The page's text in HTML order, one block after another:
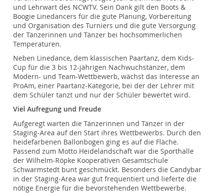
und Lehrwart des NCWTV. Sein Dank gilt den Boots &
Boogie Linedancers für die gute Planung, Vorbereitung
und Organisation des Turniers und die gute Versorgung
der Tänzerinnen und Tänzer bei hochsommerlichen
Temperaturen.
Neben Linedance, dem klassischen Paartanz, dem Kids-
Cup für die 3 bis 12-jährigen Nachwuchstänzer, dem
Modern- und Team-Wettbewerb, wächst das Interesse an
ProAm, einer Paartanz-Kategorie, bei der der Lehrer mit
dem Schüler tanzt und nur der Schüler bewertet wird.
Viel Aufregung und Freude
Aufgeregt warten die Tänzerinnen und Tänzer in der
Staging-Area auf den Start ihres Wettbewerbs. Durch den
heidefarbenen Ballonbogen ging es auf die Fläche.
Passend zum Motto Heidelandschaft war die Sporthalle
der Wilhelm-Röpke Kooperativen Gesamtschule
Schwarmstedt bunt geschmückt. Besonders die Candybar
in der Staging-Area war gut frequentiert und lieferte die
nötige Energie für die bevorstehenden Wettbewerbe.